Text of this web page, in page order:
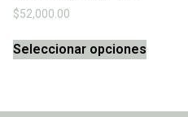
$52,000.00
Seleccionar opciones